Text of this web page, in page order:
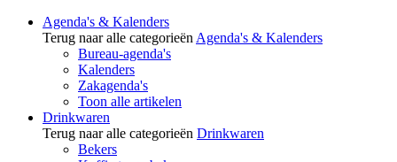
Agenda's & Kalenders
Terug naar alle categorieën Agenda's & Kalenders
Bureau-agenda's
Kalenders
Zakagenda's
Toon alle artikelen
Drinkwaren
Terug naar alle categorieën Drinkwaren
Bekers